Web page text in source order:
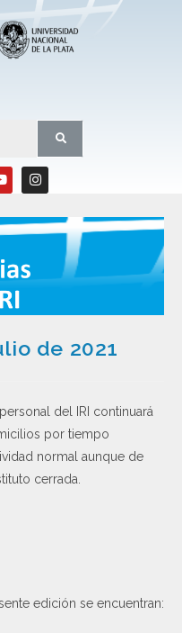
de 2021
del IRI continuará
por tiempo
normal aunque de
cerrada.
edición se encuentran: